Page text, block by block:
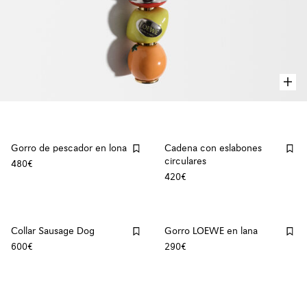
Gorro de pescador en lona
480€
Cadena con eslabones
circulares
420€
Collar Sausage Dog
600€
Gorro LOEWE en lana
290€